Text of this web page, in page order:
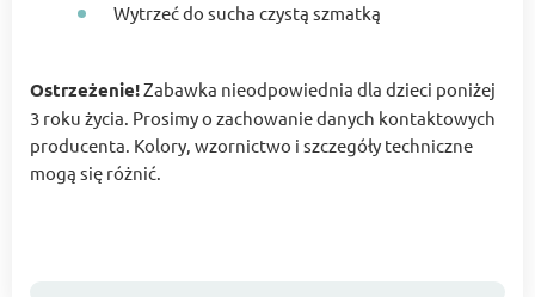
Wytrzeć do sucha czystą szmatką
Ostrzeżenie!Zabawka nieodpowiednia dla dzieci poniżej
3 roku życia. Prosimy o zachowanie danych kontaktowych
producenta. Kolory, wzornictwo i szczegóły techniczne
mogą się różnić.